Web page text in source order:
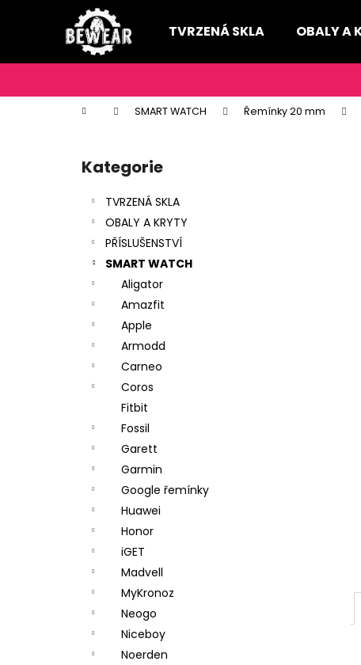
TVRZENÁ SKLA OBALY A
Domů SMART WATCH Řemínky 20 mm
Přeskočit
kategorie
Kategorie
TVRZENÁ SKLA
OBALY A KRYTY
PŘÍSLUŠENSTVÍ
SMART WATCH
Aligator
Amazfit
Apple
Armodd
Carneo
Coros
Fitbit
Fossil
Garett
Garmin
Google řemínky
Huawei
Honor
iGET
Madvell
MyKronoz
Neogo
Niceboy
Noerden
í
k
Zpět
do
Zpět
do